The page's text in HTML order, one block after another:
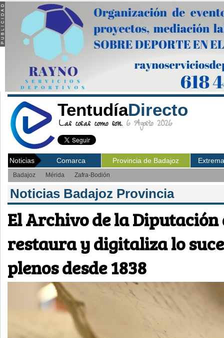
TentudíaDirecto
Las cosas como son. 6 Agosto 2026
Noticias Comarca Provincia de Badajoz
Badajoz Mérida Zafra-Bodión
Noticias Badajoz Provincia
El Archivo de la Diputación
restaura y digitaliza lo
plenos desde 1838